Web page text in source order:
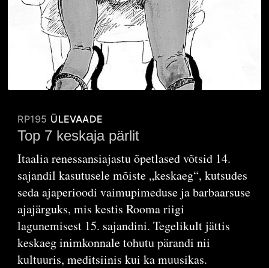
RP195 ÜLEVAADE
Top 7 keskaja pärlit
Itaalia renessansiajastu õpetlased võtsid 14.
sajandil kasutusele mõiste „keskaeg“, kutsudes
seda ajaperioodi vaimupimeduse ja barbaarsuse
ajajärguks, mis kestis Rooma riigi
lagunemisest 15. sajandini. Tegelikult jättis
keskaeg inimkonnale tohutu pärandi nii
kultuuris, meditsiinis kui ka muusikas.